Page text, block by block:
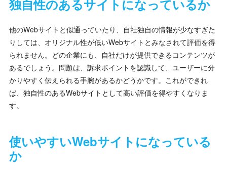
独自性のあるサイトになっているか
他のWebサイトと似通っていたり、自社独自の情報が少なすぎた
りしては、オリジナル性が低いWebサイトとみなされて評価を得
られません。どの企業にも、自社だけが提供できるコンテンツが
あるでしょう。問題は、訴求ポイントを認識して、ユーザーに分
かりやすく伝えられる手腕があるかどうかです。これができれ
ば、独自性のあるWebサイトとして高い評価を得やすくなりま
す。
使いやすいWebサイトになっている
か